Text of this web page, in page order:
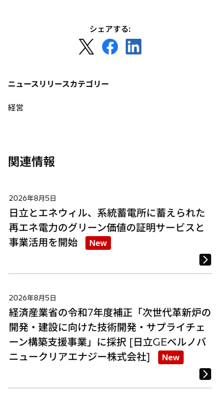
シェアする:
し
タ
新
し
ニュースリリースカテゴリー
経営
関連情報
2026年8月5日
日立とエネウィル、系統蓄電所に蓄えられた
再エネ電力のグリーン価値の証明サービスと
事業活用を開始
New
2026年8月5日
経済産業省の令和7年度補正「次世代革新炉の
開発・建設に向けた技術開発・サプライチェ
ーン構築支援事業」に採択 [日立GEベルノバ
ニュークリアエナジー株式会社]
New